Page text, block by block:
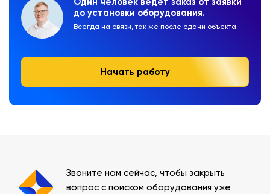
до установки оборудования.
Всегда на связи, так же после сдачи объекта.
Начать работу
Звоните нам сейчас, чтобы закрыть
вопрос с поиском оборудования уже